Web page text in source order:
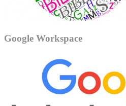
Google Workspace